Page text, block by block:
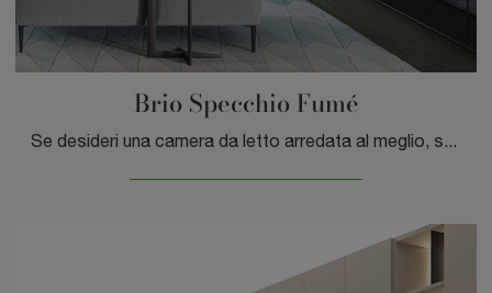
Brio Specchio Fumé
Se desideri una camera da letto arredata al meglio, scegli l'armadio Brio Specchio Fumé con ante battenti di Tagliabue Mobili!